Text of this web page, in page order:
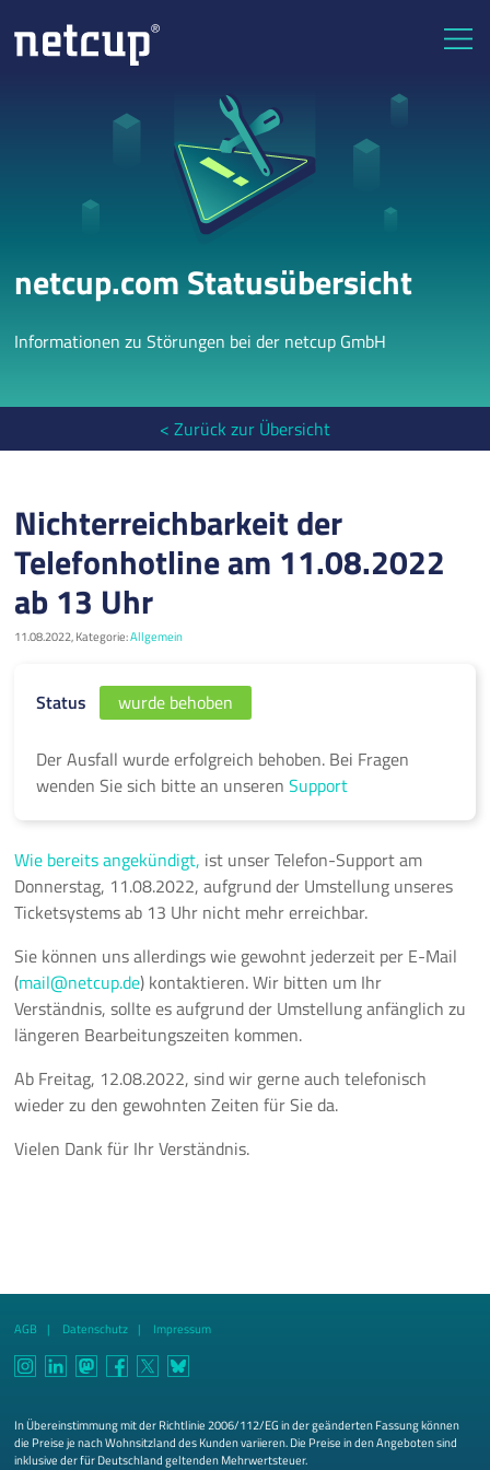
netcup.com Statusübersicht
Informationen zu Störungen bei der netcup GmbH
< Zurück zur Übersicht
Nichterreichbarkeit der
Telefonhotline am 11.08.2022
ab 13 Uhr
11.08.2022, Kategorie:Allgemein
Status wurde behoben
Der Ausfall wurde erfolgreich behoben. Bei Fragen
wenden Sie sich bitte an unseren Support
Wie bereits angekündigt, ist unser Telefon-Support am
Donnerstag, 11.08.2022, aufgrund der Umstellung unseres
Ticketsystems ab 13 Uhr nicht mehr erreichbar.
Sie können uns allerdings wie gewohnt jederzeit per E-Mail
(mail@netcup.de) kontaktieren. Wir bitten um Ihr
Verständnis, sollte es aufgrund der Umstellung anfänglich zu
längeren Bearbeitungszeiten kommen.
Ab Freitag, 12.08.2022, sind wir gerne auch telefonisch
wieder zu den gewohnten Zeiten für Sie da.
Vielen Dank für Ihr Verständnis.
AGB Datenschutz Impressum
In Übereinstimmung mit der Richtlinie 2006/112/EG in der geänderten Fassung können
die Preise je nach Wohnsitzland des Kunden variieren. Die Preise in den Angeboten sind
inklusive der für Deutschland geltenden Mehrwertsteuer.